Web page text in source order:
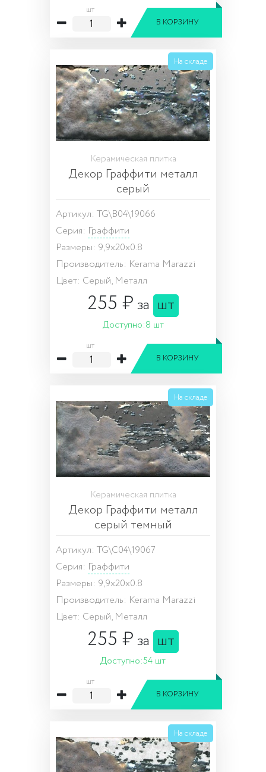
шт
В КОРЗИНУ
На складе
Керамическая плитка
Декор Граффити металл
серый
Артикул: TG\B04\19066
Серия: Граффити
Размеры: 9,9x20x0.8
Производитель: Kerama Marazzi
Цвет: Серый, Металл
255 ₽за шт
Доступно:8 шт
шт
В КОРЗИНУ
На складе
Керамическая плитка
Декор Граффити металл
серый темный
Артикул: TG\C04\19067
Серия: Граффити
Размеры: 9,9x20x0.8
Производитель: Kerama Marazzi
Цвет: Серый, Металл
255 ₽за шт
Доступно:54 шт
шт
В КОРЗИНУ
На складе